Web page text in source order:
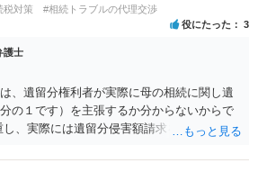
性はあります。 弁護士に面談で詳しい事
よいと思います。
税対策 #相続トラブルの代理交渉
役にたった 3
護士
、遺留分権利者が実際に母の相続に関し遺
の１です）を主張するか分からないからで
、実際には遺留分侵害額請求を行使しない
を作ることも一つの方法です。